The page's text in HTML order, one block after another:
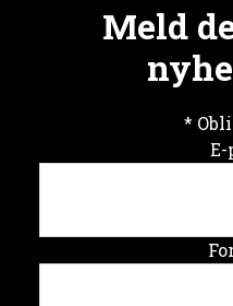
Meld
*
E-